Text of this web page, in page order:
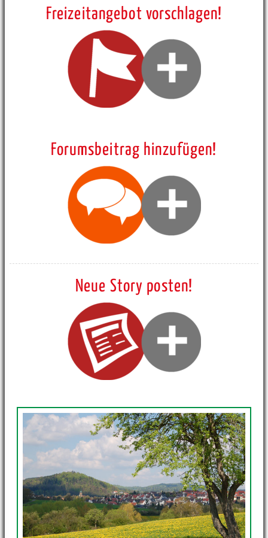
Freizeitangebot vorschlagen!
Forumsbeitrag hinzufügen!
Neue Story posten!